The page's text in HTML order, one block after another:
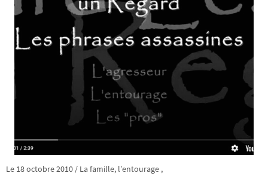
Le 18 octobre 2010 / La famille, l’entourage ,